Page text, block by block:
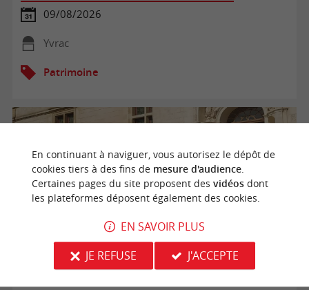
09/08/2026
Yvrac
Patrimoine
Visite théâtrale ducalée
En continuant à naviguer, vous autorisez le dépôt de
cookies tiers à des fins de mesure d'audience.
Certaines pages du site proposent des vidéosdont
les plateformes déposent également des cookies.
EN SAVOIR PLUS
JE REFUSE
J'ACCEPTE